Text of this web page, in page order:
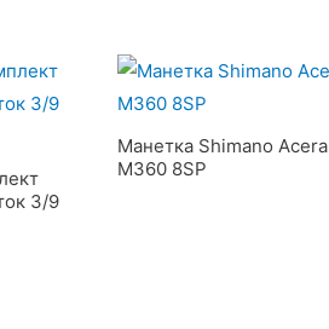
3/9
Манетка Shimano Acera
M360 8SP